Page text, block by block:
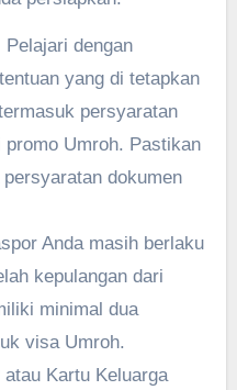
Pelajari dengan
yang di tetapkan
persyaratan
Umroh. Pastikan
dokumen
Anda masih berlaku
kepulangan dari
minimal dua
visa Umroh.
Kartu Keluarga